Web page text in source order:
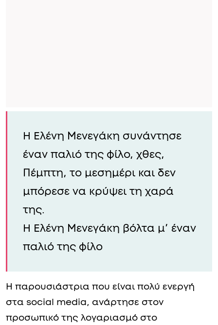
Η Ελένη Μενεγάκη συνάντησε
έναν παλιό της φίλο, χθες,
Πέμπτη, το μεσημέρι και δεν
μπόρεσε να κρύψει τη χαρά
της.
Η Ελένη Μενεγάκη βόλτα μ’ έναν
παλιό της φίλο
Η παρουσιάστρια που είναι πολύ ενεργή
στα social media, ανάρτησε στον
προσωπικό της λογαριασμό στο